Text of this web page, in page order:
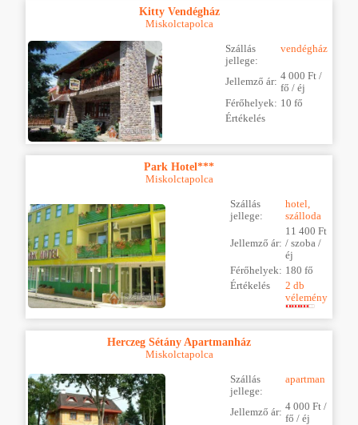
Kitty Vendégház
Miskolctapolca
Szállás
jellege:
vendégház
Jellemző ár: 4 000 Ft /
fő / éj
Férőhelyek: 10 fő
Értékelés
Park Hotel***
Miskolctapolca
Szállás
jellege:
hotel,
szálloda
Jellemző ár:
11 400 Ft
/ szoba /
éj
Férőhelyek: 180 fő
Értékelés
2 db
vélemény
Herczeg Sétány Apartmanház
Miskolctapolca
Szállás
jellege:
apartman
Jellemző ár: 4 000 Ft /
fő / éj